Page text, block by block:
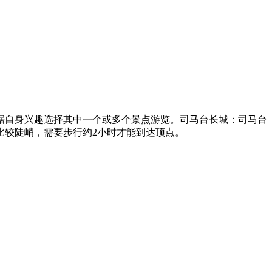
身兴趣选择其中一个或多个景点游览。司马台长城：司马台
陡峭，需要步行约2小时才能到达顶点。